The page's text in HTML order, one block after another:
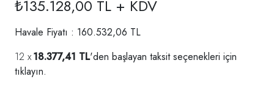
₺135.128,00 TL + KDV
Havale Fiyatı : 160.532,06 TL
18.377,41 TL'den başlayan taksit seçenekleri için
tıklayın.